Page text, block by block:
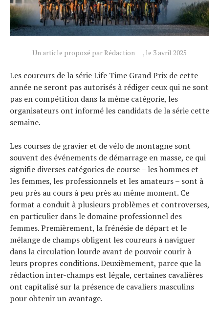
Un article proposé par Rédaction , le 3 avril 2025
Les coureurs de la série Life Time Grand Prix de cette
année ne seront pas autorisés à rédiger ceux qui ne sont
pas en compétition dans la même catégorie, les
organisateurs ont informé les candidats de la série cette
semaine.
Les courses de gravier et de vélo de montagne sont
souvent des événements de démarrage en masse, ce qui
signifie diverses catégories de course – les hommes et
les femmes, les professionnels et les amateurs – sont à
peu près au cours à peu près au même moment. Ce
format a conduit à plusieurs problèmes et controverses,
en particulier dans le domaine professionnel des
femmes. Premièrement, la frénésie de départ et le
mélange de champs obligent les coureurs à naviguer
dans la circulation lourde avant de pouvoir courir à
leurs propres conditions. Deuxièmement, parce que la
rédaction inter-champs est légale, certaines cavalières
ont capitalisé sur la présence de cavaliers masculins
pour obtenir un avantage.
Actualités
Tests de produits
Conseils
Tendances
Tous nos articles
À propos